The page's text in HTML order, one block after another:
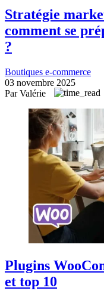
Stratégie
comment se
?
Boutiques e-commerce
03 novembre 2025
Par Valérie
Plugins
et top 10